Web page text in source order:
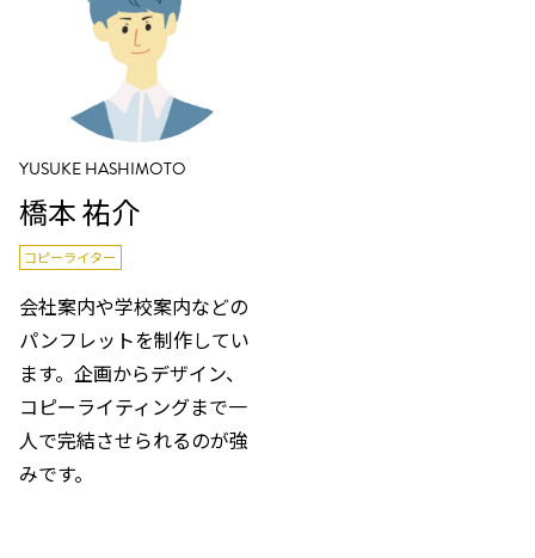
YUSUKE HASHIMOTO
橋本 祐介
コピーライター
会社案内や学校案内などの
パンフレットを制作してい
ます。企画からデザイン、
コピーライティングまで一
人で完結させられるのが強
みです。